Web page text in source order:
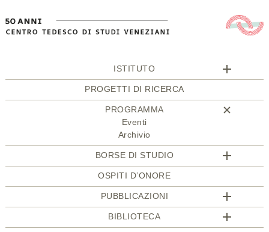
ISTITUTO
PROGETTI DI RICERCA
PROGRAMMA
Eventi
Archivio
BORSE DI STUDIO
OSPITI D’ONORE
PUBBLICAZIONI
BIBLIOTECA